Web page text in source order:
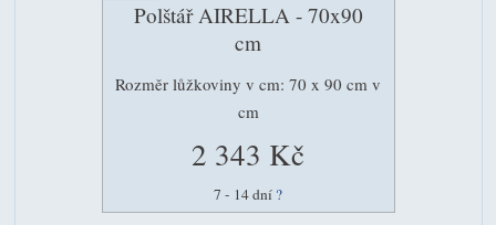
Polštář AIRELLA - 70x90
cm
Rozměr lůžkoviny v cm: 70 x 90 cm v
cm
2 343 Kč
7 - 14 dní ?